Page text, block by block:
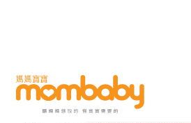
HOME 親子 寵物寶寶
【寵物寶寶】北市動